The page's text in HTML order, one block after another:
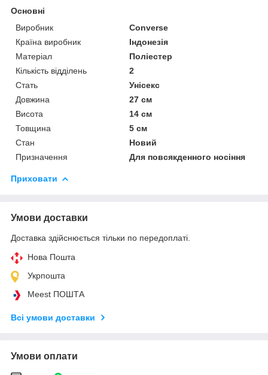
Основні
Виробник
Converse
Країна виробник
Індонезія
Матеріал
Поліестер
Кількість відділень
2
Стать
Унісекс
Довжина
27 см
Висота
14 см
Товщина
5 см
Стан
Новий
Призначення
Для повсякденного носіння
Приховати
Умови доставки
Доставка здійснюється тільки по передоплаті.
Нова Пошта
Укрпошта
Meest ПОШТА
Всі умови доставки
Умови оплати